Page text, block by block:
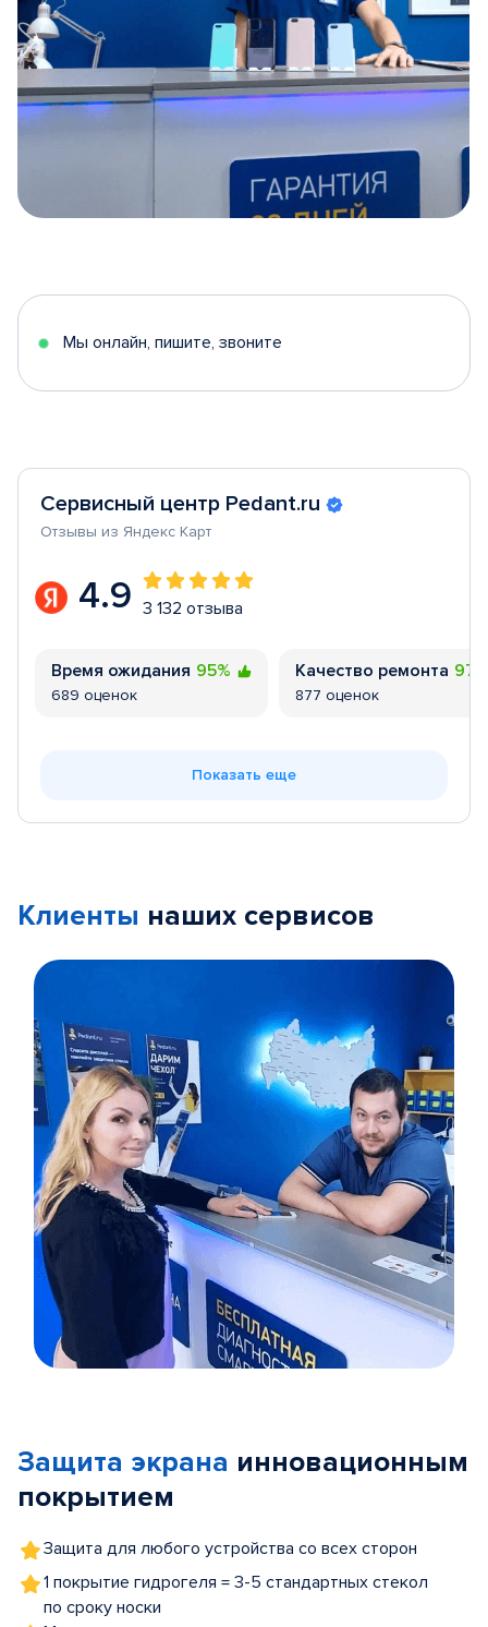
5
Мы онлайн, пишите, звоните
Сервисный центр Pedant.ru
Отзывы из Яндекс Карт
4.9 3 132 отзыва
Время ожидания 95%
689 оценок
Качество ремонта
877 оценок
Показать еще
Клиенты наших сервисов
5
Защита экрана инновационным
покрытием
Защита для любого устройства со всех сторон
1 покрытие гидрогеля = 3-5 стандартных стекол
по сроку носки